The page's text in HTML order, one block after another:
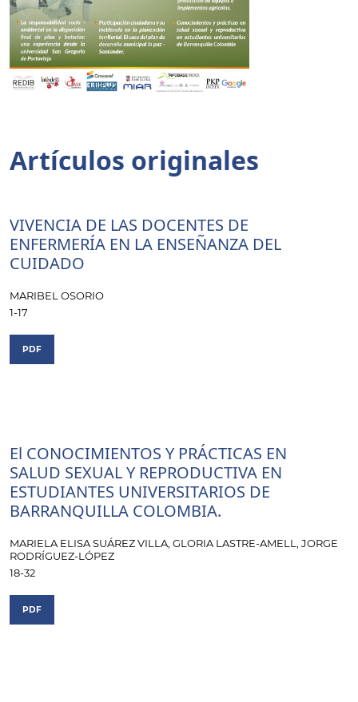
Artículos originales
VIVENCIA DE LAS DOCENTES DE
ENFERMERÍA EN LA ENSEÑANZA DEL
CUIDADO
MARIBEL OSORIO
1-17
PDF
El CONOCIMIENTOS Y PRÁCTICAS EN
SALUD SEXUAL Y REPRODUCTIVA EN
ESTUDIANTES UNIVERSITARIOS DE
BARRANQUILLA COLOMBIA.
MARIELA ELISA SUÁREZ VILLA, GLORIA LASTRE-AMELL, JORGE
RODRÍGUEZ-LÓPEZ
18-32
PDF